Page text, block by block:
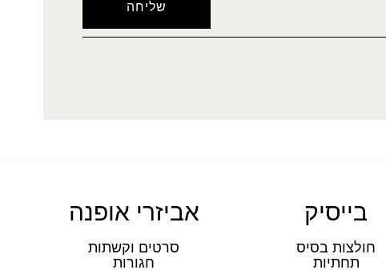
בייסיק
חולצות בסיס
תחתיות
אביזרי אופנה
סרטים וקשתות
חגורות